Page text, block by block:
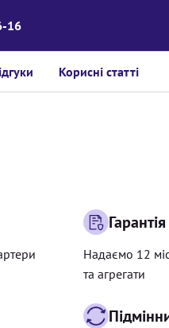
16
Корисні статті
Гарантія
Надаємо 12
та агрегати